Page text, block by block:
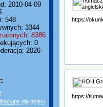
2010-04-09
548
3344
8386
0
2026-
dla dzieci
https://
https://